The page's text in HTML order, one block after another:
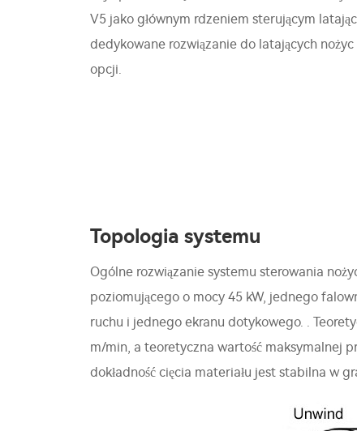
V5 jako głównym rdzeniem sterującym
dedykowane rozwiązanie do latających
opcji.
Topologia systemu
Ogólne rozwiązanie systemu sterowania
poziomującego o mocy 45 kW, jednego
ruchu i jednego ekranu dotykowego. .
m/min, a teoretyczna wartość maksymalnej
dokładność cięcia materiału jest stabilna w